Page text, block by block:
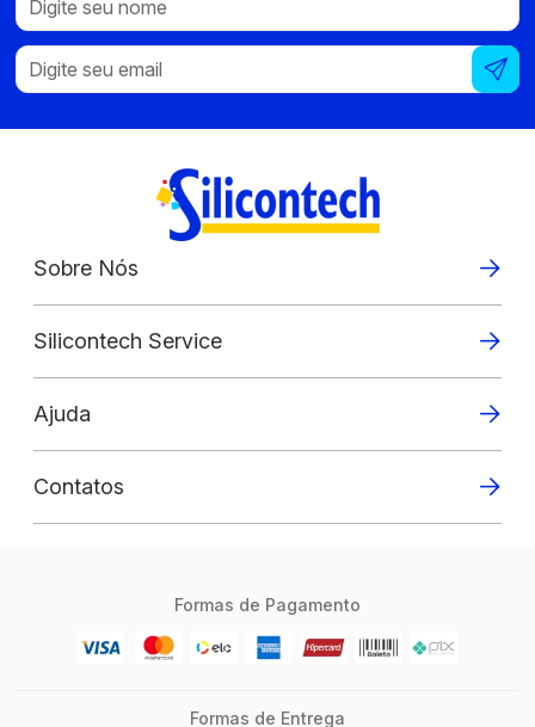
Sobre Nós
Silicontech Service
Ajuda
Contatos
Formas de Pagamento
Formas de Entrega